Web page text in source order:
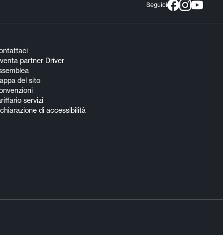
Seguici
partner Driver
del sito
servizi
di accessibilità